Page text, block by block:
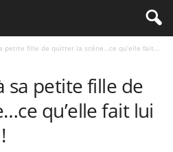
petite fille de quitter la scène…ce qu’elle fait...
sa petite fille de
qu’elle fait lui